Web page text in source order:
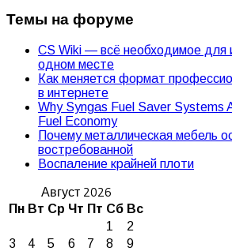
Темы на форуме
CS Wiki — всё необходимое для
одном месте
Как меняется формат
в интернете
Why Syngas Fuel Saver Systems
Fuel Economy
Почему металлическая мебель
востребованной
Воспаление крайней плоти
Август 2026
Пн Вт Ср Чт Пт Сб Вс
1
2
3
4 5 6 7 8
9